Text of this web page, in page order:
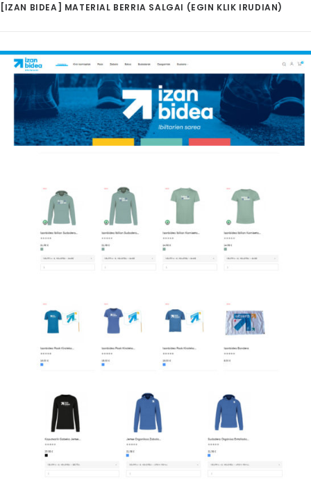
[IZAN BIDEA] MATERIAL BERRIA SALGAI (EGIN KLIK IRUDIAN)